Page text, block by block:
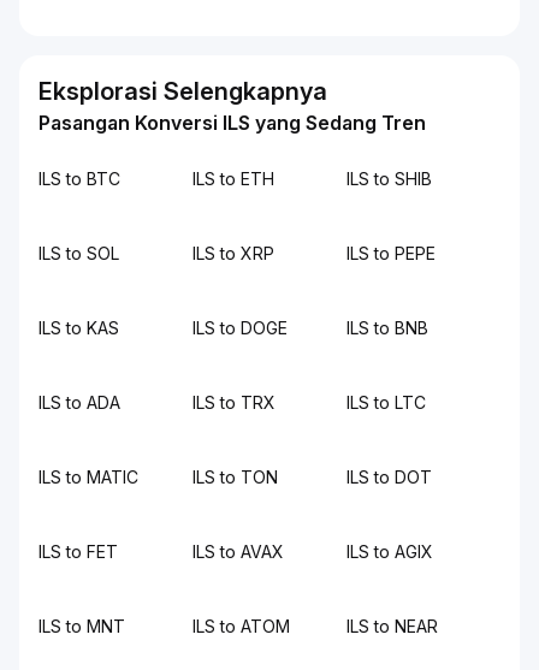
Eksplorasi Selengkapnya
Pasangan Konversi ILS yang Sedang Tren
ILS to BTC ILS to ETH ILS to SHIB
ILS to SOL ILS to XRP ILS to PEPE
ILS to KAS ILS to DOGE ILS to BNB
ILS to ADA ILS to TRX ILS to LTC
ILS to MATIC ILS to TON ILS to DOT
ILS to FET ILS to AVAX ILS to AGIX
ILS to MNT ILS to ATOM ILS to NEAR